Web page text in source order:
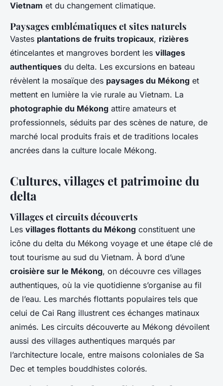
Vietnam et du changement climatique.
Paysages emblématiques et sites naturels
Vastes plantations de fruits tropicaux, rizières
étincelantes et mangroves bordent les villages
authentiques du delta. Les excursions en bateau
révèlent la mosaïque des paysages du Mékong et
mettent en lumière la vie rurale au Vietnam. La
photographie du Mékong attire amateurs et
professionnels, séduits par des scènes de nature, de
marché local produits frais et de traditions locales
ancrées dans la culture locale Mékong.
Cultures, villages et patrimoine du
delta
Villages et circuits découverts
Les villages flottants du Mékong constituent une
icône du delta du Mékong voyage et une étape clé de
tout tourisme au sud du Vietnam. À bord d’une
croisière sur le Mékong, on découvre ces villages
authentiques, où la vie quotidienne s’organise au fil
de l’eau. Les marchés flottants populaires tels que
celui de Cai Rang illustrent ces échanges matinaux
animés. Les circuits découverte au Mékong dévoilent
aussi des villages authentiques marqués par
l’architecture locale, entre maisons coloniales de Sa
Dec et temples bouddhistes colorés.